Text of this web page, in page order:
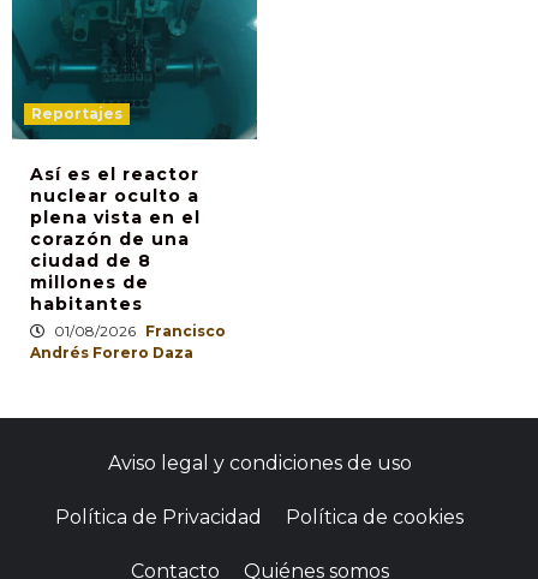
Reportajes
Así es el reactor
nuclear oculto a
plena vista en el
corazón de una
ciudad de 8
millones de
habitantes
01/08/2026 Francisco
Andrés Forero Daza
Aviso legal y condiciones de uso
Política de Privacidad Política de cookies
Contacto Quiénes somos